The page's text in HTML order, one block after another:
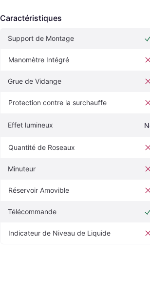
Caractéristiques
Support de Montage
Manomètre Intégré
Grue de Vidange
Protection contre la surchauffe
Effet lumineux
Quantité de Roseaux
Minuteur
Réservoir Amovible
Télécommande
Indicateur de Niveau de Liquide